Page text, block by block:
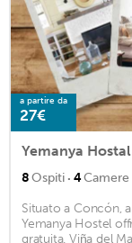
a partire da
27€
Yemanya Hostal
8Ospiti · 4Camere
Situato a Concón,
Yemanya Hostel
gratuita. Viña del